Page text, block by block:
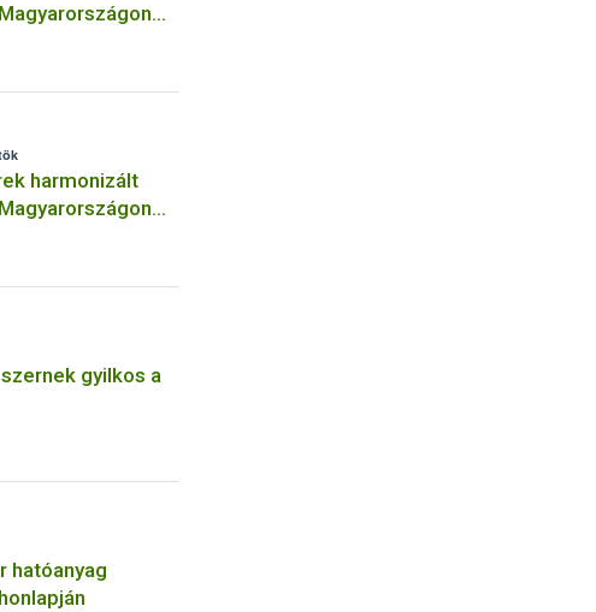
1
harmonizált
gyilkos a
hatóanyag